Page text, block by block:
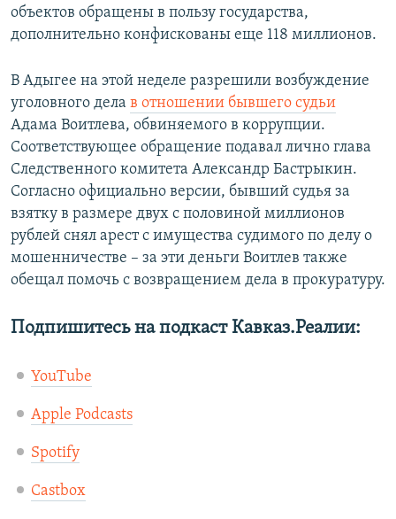
объектов обращены в пользу государства,
дополнительно конфискованы еще 118 миллионов.
В Адыгее на этой неделе разрешили возбуждение
уголовного дела в отношении бывшего судьи
Адама Воитлева, обвиняемого в коррупции.
Соответствующее обращение подавал лично глава
Следственного комитета Александр Бастрыкин.
Согласно официально версии, бывший судья за
взятку в размере двух с половиной миллионов
рублей снял арест с имущества судимого по делу о
мошенничестве – за эти деньги Воитлев также
обещал помочь с возвращением дела в прокуратуру.
Подпишитесь на подкаст Кавказ.Реалии:
YouTube
Apple Podcasts
Spotify
Castbox